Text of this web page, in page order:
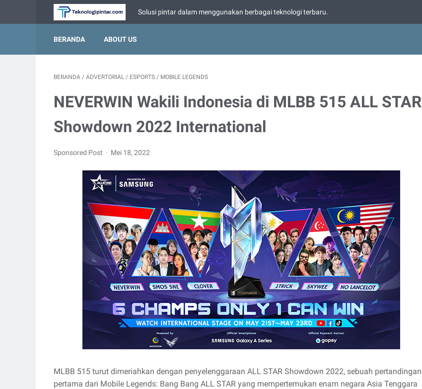
Solusi pintar dalam menggunakan berbagai teknologi terbaru.
BERANDA ABOUT US
BERANDA / ADVERTORIAL / ESPORTS / MOBILE LEGENDS
NEVERWIN Wakili Indonesia di MLBB 515 ALL STAR
Showdown 2022 International
Sponsored Post Mei 18, 2022
MLBB 515 turut dimeriahkan dengan penyelenggaraan ALL STAR Showdown 2022, sebuah pertandingan
pertama dari Mobile Legends: Bang Bang ALL STAR yang mempertemukan enam negara Asia Tenggara